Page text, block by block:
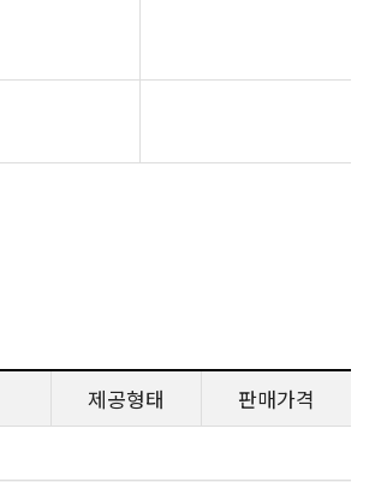
제공형태 판매가격